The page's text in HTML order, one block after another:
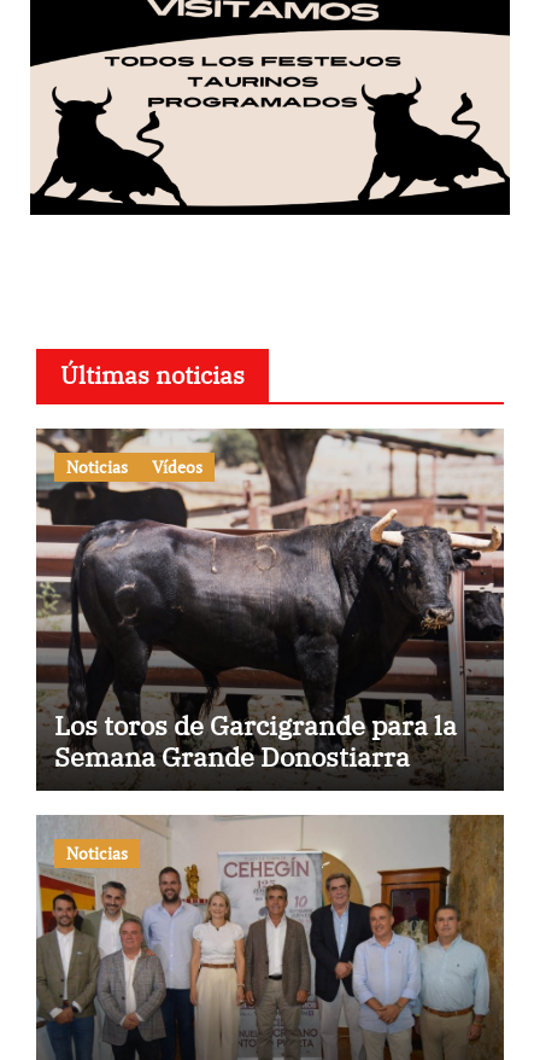
Últimas noticias
Noticias Vídeos
Los toros de Garcigrande para la
Semana Grande Donostiarra
Noticias